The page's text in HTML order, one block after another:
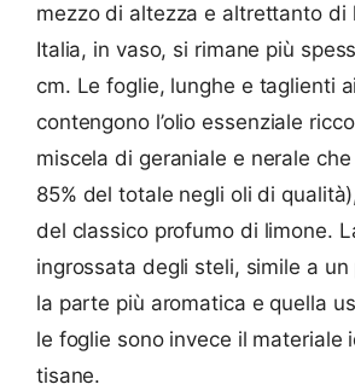
mezzo di altezza e altrettanto di
Italia, in vaso, si rimane più
cm. Le foglie, lunghe e taglienti
contengono l’olio essenziale
miscela di geraniale e nerale
85% del totale negli oli di
del classico profumo di limone.
ingrossata degli steli, simile a un
la parte più aromatica e quella
le foglie sono invece il materiale
tisane.